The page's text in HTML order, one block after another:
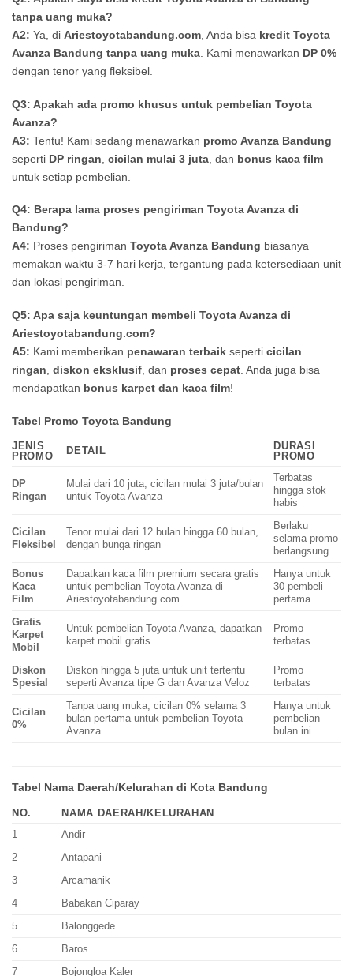
tanpa uang muka?
A2: Ya, di Ariestoyotabandung.com , Anda bisa kredit Toyota
Avanza Bandung tanpa uang muka . Kami menawarkan DP 0%
dengan tenor yang fleksibel.
Q3: Apakah ada promo khusus untuk pembelian Toyota
Avanza?
A3: Tentu! Kami sedang menawarkan promo Avanza Bandung
seperti DP ringan cicilan mulai 3 juta , dan bonus kaca film
untuk setiap pembelian.
Q4: Berapa lama proses pengiriman Toyota Avanza di
Bandung?
A4: Proses pengiriman Toyota Avanza Bandung biasanya
memakan waktu 3-7 hari kerja, tergantung pada ketersediaan unit
dan lokasi pengiriman.
Q5: Apa saja keuntungan membeli Toyota Avanza di
Ariestoyotabandung.com?
A5: Kami memberikan penawaran terbaik seperti cicilan
ringan diskon eksklusif , dan proses cepat . Anda juga bisa
mendapatkan bonus karpet dan kaca film!
Tabel Promo Toyota Bandung
JENIS
PROMO
DETAIL
DURASI
PROMO
DP
Ringan
Mulai dari 10 juta, cicilan mulai 3 juta/bulan
untuk Toyota Avanza
Terbatas
hingga stok
habis
Cicilan
Fleksibel
Tenor mulai dari 12 bulan hingga 60 bulan,
dengan bunga ringan
Berlaku
selama promo
berlangsung
Bonus
Kaca
Film
Dapatkan kaca film premium secara gratis
untuk pembelian Toyota Avanza di
Ariestoyotabandung.com
Hanya untuk
30 pembeli
pertama
Gratis
Karpet
Mobil
Untuk pembelian Toyota Avanza, dapatkan
karpet mobil gratis
Promo
terbatas
Diskon
Spesial
Diskon hingga 5 juta untuk unit tertentu
seperti Avanza tipe G dan Avanza Veloz
Promo
terbatas
Cicilan
0%
Tanpa uang muka, cicilan 0% selama 3
bulan pertama untuk pembelian Toyota
Avanza
Hanya untuk
pembelian
bulan ini
Tabel Nama Daerah/Kelurahan di Kota Bandung
NO.
NAMA DAERAH/KELURAHAN
1
Andir
2
Antapani
3
Arcamanik
4
Babakan Ciparay
5
Balonggede
6
Baros
7
Bojongloa Kaler